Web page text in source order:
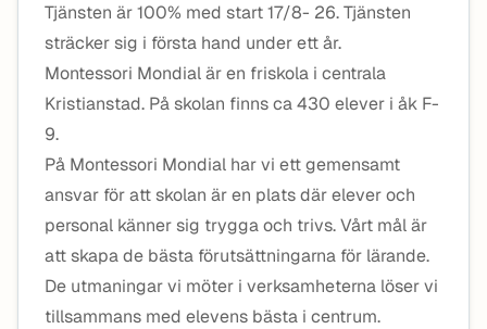
Tjänsten är 100% med start 17/8- 26. Tjänsten
sträcker sig i första hand under ett år.
Montessori Mondial är en friskola i centrala
Kristianstad. På skolan finns ca 430 elever i åk F-
9.
På Montessori Mondial har vi ett gemensamt
ansvar för att skolan är en plats där elever och
personal känner sig trygga och trivs. Vårt mål är
att skapa de bästa förutsättningarna för lärande.
De utmaningar vi möter i verksamheterna löser vi
tillsammans med elevens bästa i centrum.